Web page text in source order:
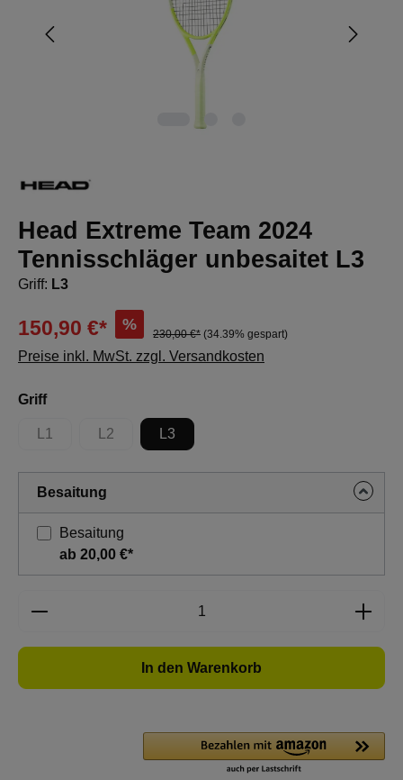
Head Extreme Team 2024
Tennisschläger unbesaitet L3
Griff: L3
150,90 €* %
230,00 €* (34.39% gespart)
Preise inkl. MwSt. zzgl. Versandkosten
Griffauswählen
L1
(Diese Option ist zurzeit nicht verfügbar.)
L2
(Diese Option ist zurzeit nicht verfügbar.)
L3
Besaitung
Besaitung
ab 20,00 €*
Produkt Anzahl: Gib den gewünschten
In den Warenkorb